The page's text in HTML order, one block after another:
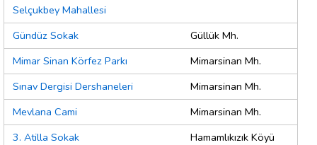
Selçukbey Mahallesi
Gündüz Sokak
Güllük Mh.
Mimar Sinan Körfez Parkı
Mimarsinan Mh.
Sınav Dergisi Dershaneleri
Mimarsinan Mh.
Mevlana Cami
Mimarsinan Mh.
3. Atilla Sokak
Hamamlıkızık Köyü